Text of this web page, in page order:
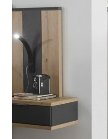
Letz-
Deals